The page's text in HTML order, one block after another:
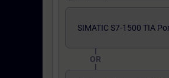
SIMATIC S7-1500 TIA
OR